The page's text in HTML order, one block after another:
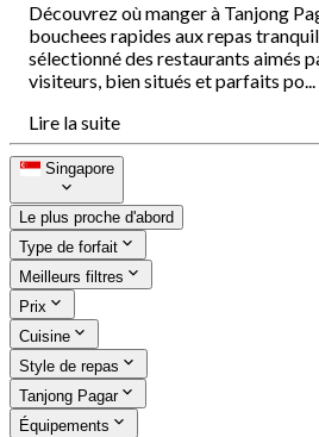
Découvrez où manger à Tanjong
bouchees rapides aux repas
sélectionné des restaurants aimés
visiteurs, bien situés et parfaits po...
Lire la suite
Singapore
Le plus proche d'abord
Type de forfait
Meilleurs filtres
Prix
Cuisine
Style de repas
Tanjong Pagar
Équipements